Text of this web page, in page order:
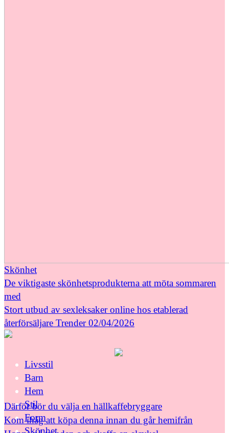
Skönhet
De viktigaste skönhetsprodukterna att möta sommaren
med
Stort utbud av sexleksaker online hos etablerad
återförsäljare Trender 02/04/2026
Livsstil
Barn
Hem
Stil
Form
Skönhet
Därför bör du välja en hällkaffebryggare
Kom ihåg att köpa denna innan du går hemifrån